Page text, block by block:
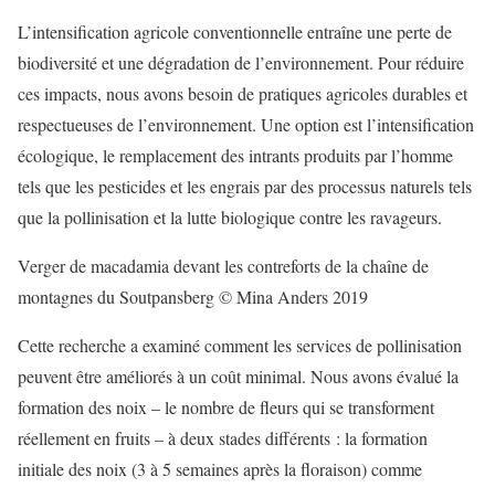
L’intensification agricole conventionnelle entraîne une perte de
biodiversité et une dégradation de l’environnement. Pour réduire
ces impacts, nous avons besoin de pratiques agricoles durables et
respectueuses de l’environnement. Une option est l’intensification
écologique, le remplacement des intrants produits par l’homme
tels que les pesticides et les engrais par des processus naturels tels
que la pollinisation et la lutte biologique contre les ravageurs.
Verger de macadamia devant les contreforts de la chaîne de
montagnes du Soutpansberg © Mina Anders 2019
Cette recherche a examiné comment les services de pollinisation
peuvent être améliorés à un coût minimal. Nous avons évalué la
formation des noix – le nombre de fleurs qui se transforment
réellement en fruits – à deux stades différents : la formation
initiale des noix (3 à 5 semaines après la floraison) comme